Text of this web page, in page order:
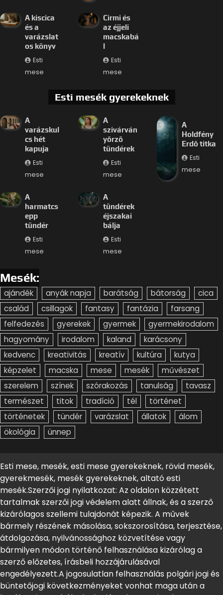
A kiscica
és a
varázslat
os könyv
Esti
mese
Cirmi és
az éjjeli
macskabá
l
Esti
mese
Esti mesék gyerekeknek
A
varázskul
cs hét
kapuja
Esti
mese
A
szivárván
yőrző
tündérek
Esti
mese
A
Holdfény
Erdő titka
Esti
mese
A
harmatcs
epp
tündér
Esti
mese
A
tündérek
éjszakai
bálja
Esti
mese
Mesék:
ajándék anyák napja barátság bátorság
cica
család
csillagok fantasy fantázia
farsang
felfedezés
gyerekek gyermek
gyermekirodalom
hagyomány
irodalom kaland
karácsony
kedvenc
kreativitás kreatív kultúra
kutya
képzelet
macska mese mesék
művészet
szerelem
színek szórakozás tanulság
tavasz
természet
titok tradíció tél
történet
történetek
tündér varázslat állatok
álom
ökológia
ünnep
Esti mese, mesék, esti mese gyerekeknek, rövid mesék,
gyerekmesék, mesék gyerekeknek, altató esti
mesék.Szerzői jogi nyilatkozat: Az oldalon közzétett
tartalmak szerzői jogi védelem alatt állnak, és a szerző
kizárólagos szellemi tulajdonát képezik. A művek
bármely részének másolása, sokszorosítása, terjesztése,
átdolgozása, nyilvánossághoz közvetítése vagy
bármilyen módon történő felhasználása kizárólag a
szerző előzetes, írásbeli hozzájárulásával
engedélyezett.A jogosulatlan felhasználás polgári jogi és
büntetőjogi következményeket vonhat maga után a